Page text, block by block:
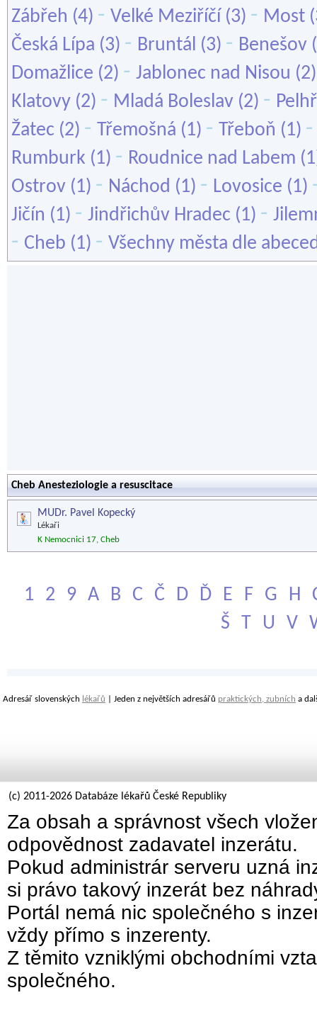
Zábřeh (4) - Velké Meziříčí (3) - Most
Česká Lípa (3) - Bruntál (3) - Benešov
Domažlice (2) - Jablonec nad Nisou
Klatovy (2) - Mladá Boleslav (2) -
Žatec (2) - Třemošná (1) - Třeboň (1)
Rumburk (1) - Roudnice nad Labem
Ostrov (1) - Náchod (1) - Lovosice (1)
Jičín (1) - Jindřichův Hradec (1) -
- Cheb (1) - Všechny města dle
Cheb Anesteziologie a resuscitace
MUDr. Pavel Kopecký
Lékaři
K Nemocnici 17, Cheb
1 2 9 A B C Č D Ď E F G H
Š
T U V
Adresář slovenských lékařů | Jeden z největších adresářů praktických, zubních a
(c) 2011-2026 Databáze lékařů České Republiky
Za obsah a správnost všech
odpovědnost zadavatel inzerátu.
Pokud administrár serveru uzná
si právo takový inzerát bez
Portál nemá nic společného s
vždy přímo s inzerenty.
Z těmito vzniklými obchodními
společného.